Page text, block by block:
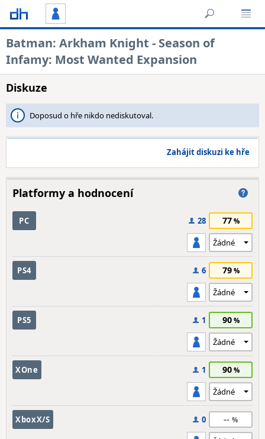
Batman: Arkham Knight - Season of
Infamy: Most Wanted Expansion
Diskuze
Doposud o hře nikdo nediskutoval.
Zahájit diskuzi ke hře
Platformy a hodnocení
PC 28 77
PS4 6 79
PS5 1 90
XOne 1 90
XboxX/S 0 --